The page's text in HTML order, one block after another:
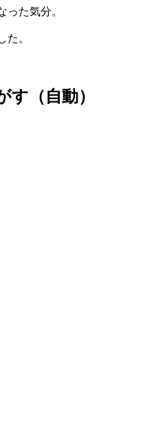
った気分。
た。
（自動）